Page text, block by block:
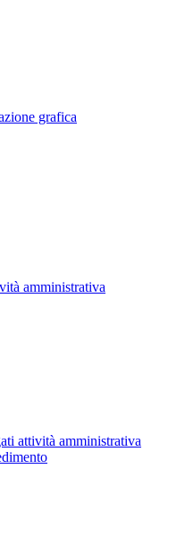
grafica
amministrativa
attività amministrativa